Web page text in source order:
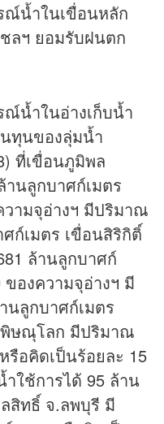
ณ์น้ำในเขื่อนหลัก
ลฯ ยอมรับฝนตก
น้ำในอ่างเก็บน้ำ
ทุนของลุ่มน้ำ
ที่เขื่อนภูมิพล
นลูกบาศก์เมตร
ามจุอ่างฯ มีปริมาณ
ก์เมตร เขื่อนสิริกิติ์
ล้านลูกบาศก์
องความจุอ่างฯ มี
นลูกบาศก์เมตร
ษณุโลก มีปริมาณ
รือคิดเป็นร้อยละ 15
ใช้การได้ 95 ล้าน
สิทธิ์ จ.ลพบุรี มี